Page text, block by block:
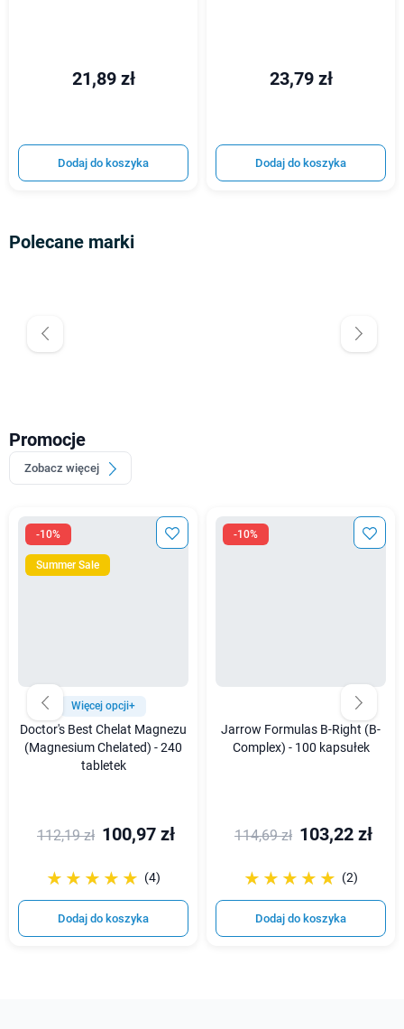
21,89 zł
Dodaj do koszyka
23,79 zł
Dodaj do koszyka
Polecane marki
Promocje
Zobacz więcej
-10%
Summer Sale
Więcej opcji+
Doctor's Best Chelat Magnezu
(Magnesium Chelated) - 240
tabletek
112,19 zł 100,97 zł
☆☆☆☆☆
★★★★★ (4)
Dodaj do koszyka
-10%
Jarrow Formulas B-Right (B-
Complex) - 100 kapsułek
114,69 zł 103,22 zł
☆☆☆☆☆
★★★★★ (2)
Dodaj do koszyka